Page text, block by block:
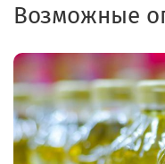
Возможные